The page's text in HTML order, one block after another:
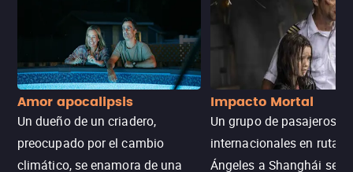
Amor apocalipsis
Un dueño de un criadero,
preocupado por el cambio
climático, se enamora de una
Impacto Mortal
Un grupo de pasajeros
internacionales en ruta
Ángeles a Shanghái se ve